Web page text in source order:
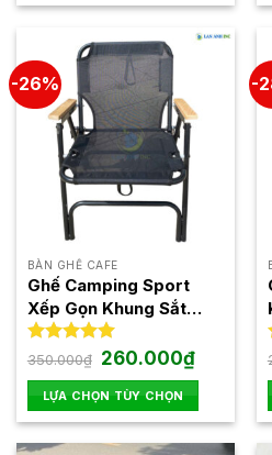
5
-26%
BÀN GHẾ CAFE
Ghế Camping Sport
Xếp Gọn Khung Sắt
Lưới Textilen Nhập
Khẩu GXT254
Được xếp
5.00
5 sao
350.000₫ Giá
gốc
là:
350.000₫.
260.000₫Giá
hiện
tại
là:
260.000₫.
LỰA CHỌN TÙY CHỌN
Sản
phẩm
-